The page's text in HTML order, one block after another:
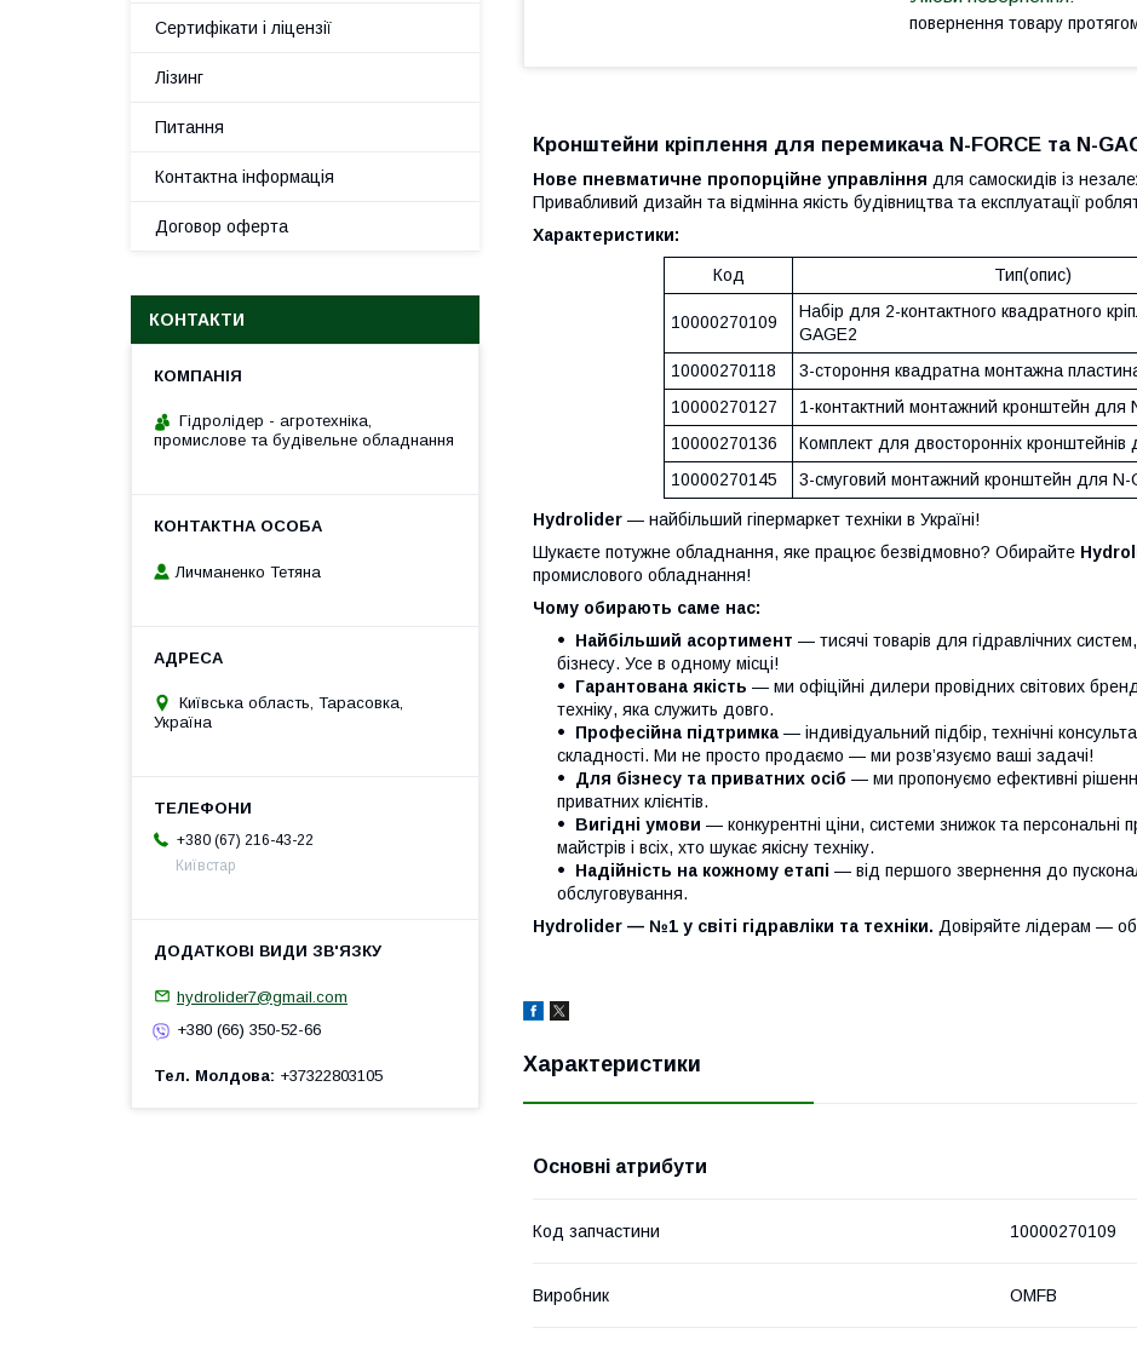
повернення товару
Кронштейни кріплення для перемикача N-FORCE та N-
Нове пневматичне пропорційне управління для самоскидів із
Привабливий дизайн та відмінна якість будівництва та експлуатації
Характеристики:
Код Тип(опис)
10000270109
Набір для 2-контактного квадратного
GAGE2
10000270118 3-стороння квадратна монтажна
10000270127
1-контактний монтажний кронштейн для
10000270136
Комплект для двосторонніх кронштейнів
10000270145
3-смуговий монтажний кронштейн для N-
Hydrolider — найбільший гіпермаркет техніки в Україні!
Шукаєте потужне обладнання, яке працює безвідмовно? Обирайте
промислового обладнання!
Чому обирають саме нас:
Найбільший асортимент — тисячі товарів для гідравлічних
бізнесу. Усе в одному місці!
Гарантована якість — ми офіційні дилери провідних світових
техніку, яка служить довго.
Професійна підтримка — індивідуальний підбір, технічні
складності. Ми не просто продаємо — ми розв’язуємо ваші задачі!
Для бізнесу та приватних осіб — ми пропонуємо ефективні
приватних клієнтів.
Вигідні умови — конкурентні ціни, системи знижок та персональні
майстрів і всіх, хто шукає якісну техніку.
Надійність на кожному етапі — від першого звернення до
обслуговування.
Hydrolider — №1 у світі гідравліки та техніки. Довіряйте лідерам —
Характеристики
Основні атрибути
Код запчастини 10000270109
Виробник OMFB
Сертифікати і ліцензії
Лізинг
Питання
Контактна інформація
Договор оферта
КОНТАКТИ
Гідролідер - агротехніка,
промислове та будівельне обладнання
Личманенко Тетяна
Київська область, Тарасовка,
Україна
+380 (67) 216-43-22
Київстар
hydrolider7@gmail.com
+380 (66) 350-52-66
Тел. Молдова +37322803105